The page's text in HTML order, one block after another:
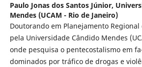
Paulo Jonas dos Santos Júnior,
Mendes (UCAM - Rio de Janeiro)
Doutorando em Planejamento Regional
pela Universidade Cândido Mendes
onde pesquisa o pentecostalismo em
dominados por tráfico de drogas e